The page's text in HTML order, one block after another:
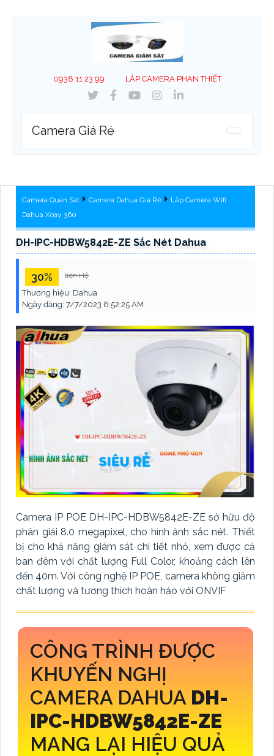
0938 11 23 99 LẮP CAMERA PHAN THIẾT
Camera Giá Rẻ
Camera Quan Sát Camera Dahua Giá Rẻ
Lắp Camera Wifi
Dahua Xoay 360
DH-IPC-HDBW5842E-ZE Sắc Nét Dahua
30% liên Hệ
Thương hiệu: Dahua
Ngày đăng: 7/7/2023 8:52:25 AM
Camera IP POE DH-IPC-HDBW5842E-ZE sở hữu độ
phân giải 8.0 megapixel, cho hình ảnh sắc nét. Thiết
bị cho khả năng giám sát chi tiết nhỏ, xem được cả
ban đêm với chất lượng Full Color, khoảng cách lên
đến 40m. Với công nghệ IP POE, camera không giảm
chất lượng và tương thích hoàn hảo với ONVIF
CÔNG TRÌNH ĐƯỢC
KHUYẾN NGHỊ
CAMERA DAHUA DH-
IPC-HDBW5842E-ZE
MANG LẠI HIỆU QUẢ